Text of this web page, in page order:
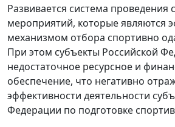
Развивается система проведения
мероприятий, которые являются
механизмом отбора спортивно
При этом субъекты Российской
недостаточное ресурсное и
обеспечение, что негативно
эффективности деятельности
Федерации по подготовке